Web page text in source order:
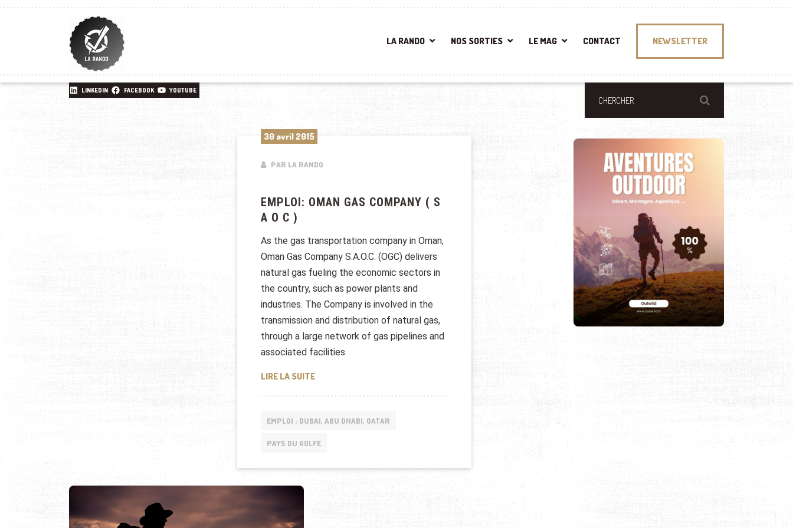
LA RANDO NOS SORTIES LE MAG CONTACT NEWSLETTER
LINKEDIN FACEBOOK YOUTUBE
30 avril 2015
PAR LA RANDO
EMPLOI: OMAN GAS COMPANY ( S
A O C )
As the gas transportation company in Oman,
Oman Gas Company S.A.O.C. (OGC) delivers
natural gas fueling the economic sectors in
the country, such as power plants and
industries. The Company is involved in the
transmission and distribution of natural gas,
through a large network of gas pipelines and
associated facilities
LIRE LA SUITEEMPLOI: OMAN GAS COMPANY ( S A O C )
EMPLOI : DUBAI, ABU DHABI, QATAR
PAYS DU GOLFE